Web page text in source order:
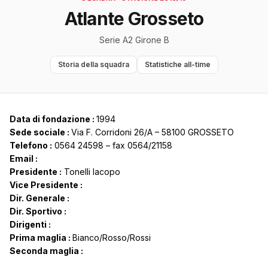
Atlante Grosseto
Serie A2 Girone B
Storia della squadra Statistiche all-time
Data di fondazione : 1994
Sede sociale : Via F. Corridoni 26/A – 58100 GROSSETO
Telefono : 0564 24598 – fax 0564/21158
Email :
Presidente : Tonelli Iacopo
Vice Presidente :
Dir. Generale :
Dir. Sportivo :
Dirigenti :
Prima maglia : Bianco/Rosso/Rossi
Seconda maglia :